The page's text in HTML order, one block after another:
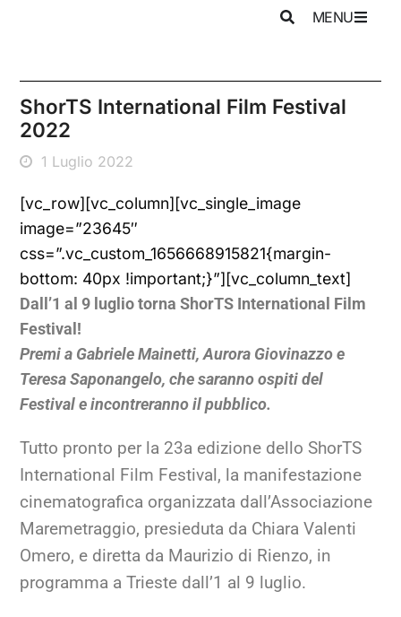
MENU
ShorTS International Film Festival
2022
1 Luglio 2022
[vc_row][vc_column][vc_single_image
image=”23645″
css=”.vc_custom_1656668915821{margin-
bottom: 40px !important;}”][vc_column_text]
Dall’1 al 9 luglio torna ShorTS International Film
Festival!
Premi a Gabriele Mainetti, Aurora Giovinazzo e
Teresa Saponangelo, che saranno ospiti del
Festival e incontreranno il pubblico.
Tutto pronto per la 23a edizione dello ShorTS
International Film Festival, la manifestazione
cinematografica organizzata dall’Associazione
Maremetraggio, presieduta da Chiara Valenti
Omero, e diretta da Maurizio di Rienzo, in
programma a Trieste dall’1 al 9 luglio.